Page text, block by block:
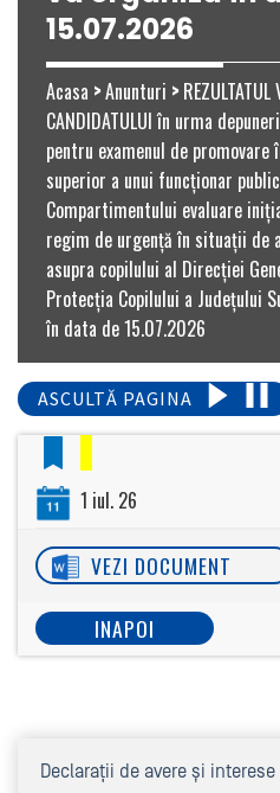
15.07.2026
Acasa >Anunturi >
CANDIDATULUI în urma
pentru examenul de
superior a unui funcționar
Compartimentului evaluare
regim de urgenţă în situații de
asupra copilului al Direcției
Protecția Copilului a Județului
în data de 15.07.2026
ASCULTĂ PAGINA
1 iul. 26
VEZI DOCUMENT
INAPOI
Declaraţii de avere şi interese